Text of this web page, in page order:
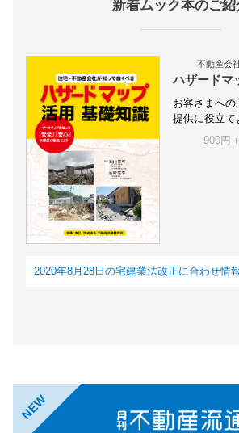
新着ムック本のご紹
不動産会
ハザードマ
お客さまへ
提供に役立て
900円
2020年8月28日の宅建業法改正に合わせ情
NEW